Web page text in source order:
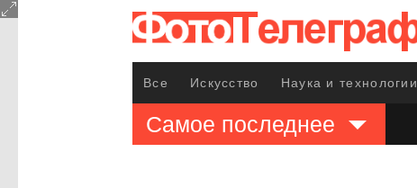
Все Искусство Наука и технологии
Самое последнее